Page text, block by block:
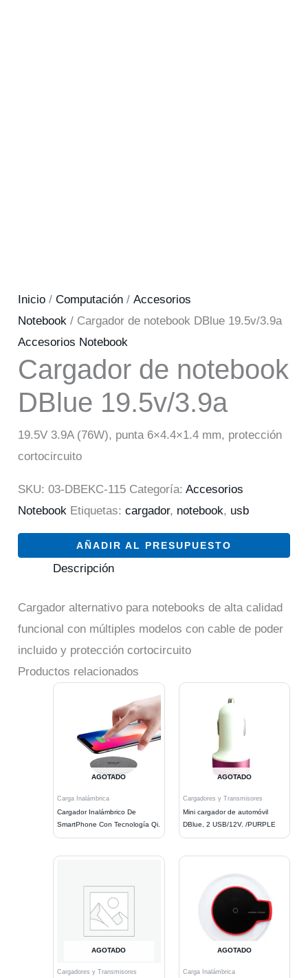
Inicio /Computación /Accesorios
Notebook / Cargador de notebook DBlue 19.5v/3.9a
Accesorios Notebook
Cargador de notebook
DBlue 19.5v/3.9a
19.5V 3.9A (76W), punta 6×4.4×1.4 mm, protección
cortocircuito
SKU:03-DBEKC-115 Categoría:Accesorios
Notebook Etiquetas:cargador, notebook, usb
AÑADIR AL PRESUPUESTO
Descripción
Cargador alternativo para notebooks de alta calidad
funcional con múltiples modelos con cable de poder
incluido y protección cortocircuito
Productos relacionados
AGOTADO
Carga Inalámbrica
Cargador Inalámbrico De
SmartPhone Con Tecnología Qi.
AGOTADO
Cargadores y Transmisores
Mini cargador de automóvil
DBlue, 2 USB/12V. /PURPLE
AGOTADO
Cargadores y Transmisores
AGOTADO
Carga Inalámbrica